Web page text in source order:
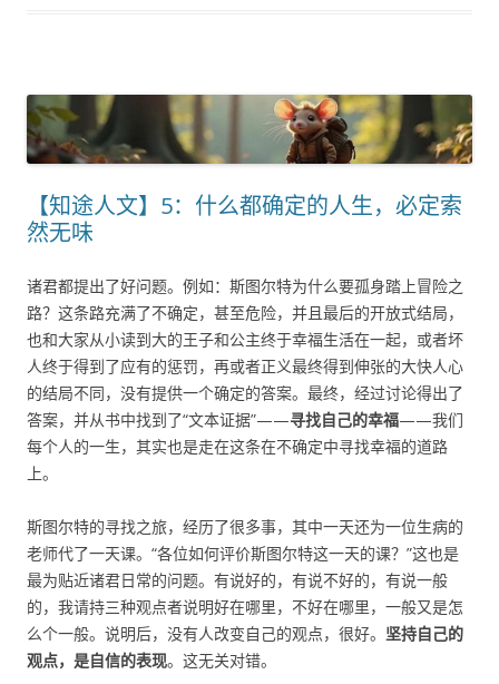
【知途人文】5：什么都确定的人生，必定索
然无味
诸君都提出了好问题。例如：斯图尔特为什么要孤身踏上冒险之
路？这条路充满了不确定，甚至危险，并且最后的开放式结局，
也和大家从小读到大的王子和公主终于幸福生活在一起，或者坏
人终于得到了应有的惩罚，再或者正义最终得到伸张的大快人心
的结局不同，没有提供一个确定的答案。最终，经过讨论得出了
答案，并从书中找到了“文本证据”——寻找自己的幸福——我们
每个人的一生，其实也是走在这条在不确定中寻找幸福的道路
上。
斯图尔特的寻找之旅，经历了很多事，其中一天还为一位生病的
老师代了一天课。“各位如何评价斯图尔特这一天的课？”这也是
最为贴近诸君日常的问题。有说好的，有说不好的，有说一般
的，我请持三种观点者说明好在哪里，不好在哪里，一般又是怎
么个一般。说明后，没有人改变自己的观点，很好。 坚持自己的
观点，是自信的表现。这无关对错。